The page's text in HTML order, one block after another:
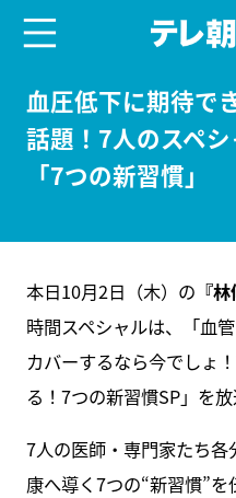
血圧低下に期待で
話題！7人のスペ
「7つの新習慣」
本日10月2日（木）の 『
時間スペシャルは、「血
カバーするなら今でしょ
る！7つの新習慣SP」を放
7人の医師・専門家たち
康へ導く7つの“新習慣”を